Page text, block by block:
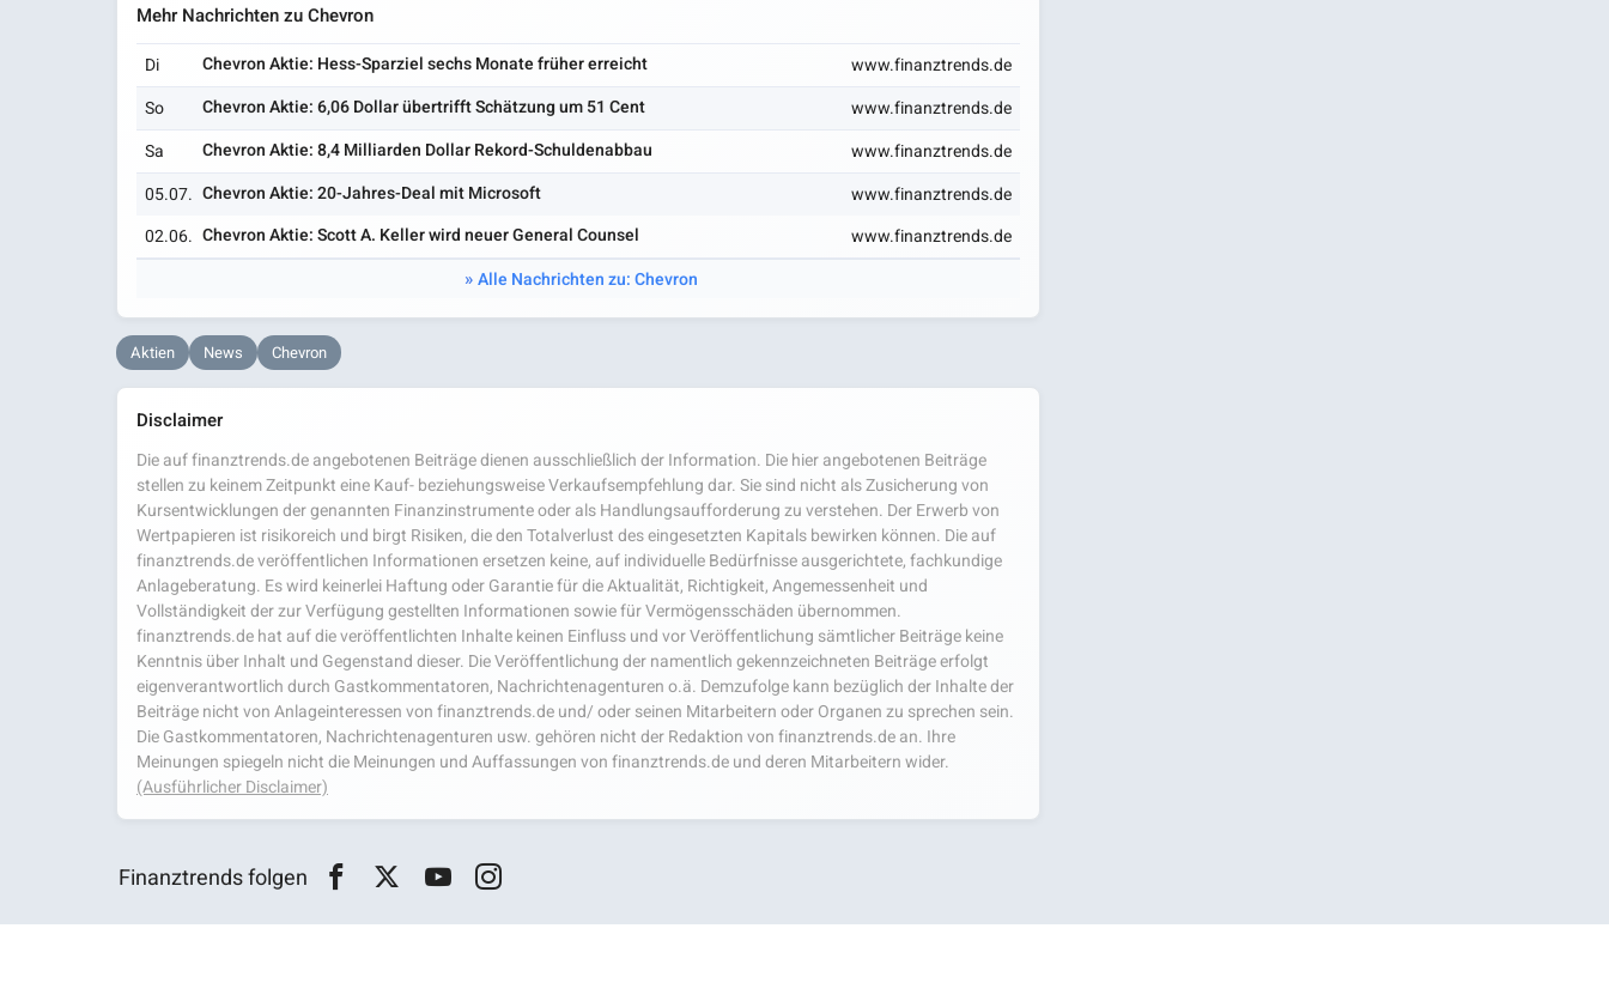
Mehr Nachrichten zu Chevron
Di Chevron Aktie: Hess-Sparziel sechs Monate früher erreicht
www.finanztrends.de
So
Chevron Aktie: 6,06 Dollar übertrifft Schätzung um 51 Cent
www.finanztrends.de
Sa
Chevron Aktie: 8,4 Milliarden Dollar Rekord-Schuldenabbau
www.finanztrends.de
05.07. Chevron Aktie: 20-Jahres-Deal mit Microsoft
www.finanztrends.de
02.06. Chevron Aktie: Scott A. Keller wird neuer General Counsel
www.finanztrends.de
Alle Nachrichten zu: Chevron
Aktien News Chevron
Disclaimer
Die auf finanztrends.de angebotenen Beiträge dienen ausschließlich der Information. Die hier angebotenen Beiträge
stellen zu keinem Zeitpunkt eine Kauf- beziehungsweise Verkaufsempfehlung dar. Sie sind nicht als Zusicherung von
Kursentwicklungen der genannten Finanzinstrumente oder als Handlungsaufforderung zu verstehen. Der Erwerb von
Wertpapieren ist risikoreich und birgt Risiken, die den Totalverlust des eingesetzten Kapitals bewirken können. Die auf
finanztrends.de veröffentlichen Informationen ersetzen keine, auf individuelle Bedürfnisse ausgerichtete, fachkundige
Anlageberatung. Es wird keinerlei Haftung oder Garantie für die Aktualität, Richtigkeit, Angemessenheit und
Vollständigkeit der zur Verfügung gestellten Informationen sowie für Vermögensschäden übernommen.
finanztrends.de hat auf die veröffentlichten Inhalte keinen Einfluss und vor Veröffentlichung sämtlicher Beiträge keine
Kenntnis über Inhalt und Gegenstand dieser. Die Veröffentlichung der namentlich gekennzeichneten Beiträge erfolgt
eigenverantwortlich durch Gastkommentatoren, Nachrichtenagenturen o.ä. Demzufolge kann bezüglich der Inhalte der
Beiträge nicht von Anlageinteressen von finanztrends.de und/ oder seinen Mitarbeitern oder Organen zu sprechen sein.
Die Gastkommentatoren, Nachrichtenagenturen usw. gehören nicht der Redaktion von finanztrends.de an. Ihre
Meinungen spiegeln nicht die Meinungen und Auffassungen von finanztrends.de und deren Mitarbeitern wider.
(Ausführlicher Disclaimer)
Finanztrends folgen